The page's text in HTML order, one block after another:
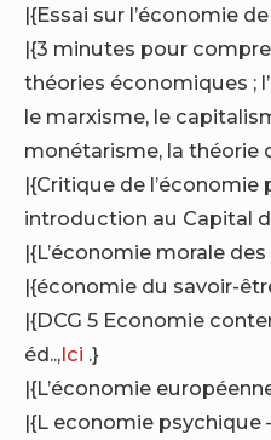
|{Essai sur l’économie
|{3 minutes pour
théories économiques ;
le marxisme, le
monétarisme, la théorie
|{Critique de l’économie
introduction au Capital
|{L’économie morale
|{économie du savoir-
|{DCG 5 Economie
éd..,Ici .}
|{L’économie
|{L economie psychique